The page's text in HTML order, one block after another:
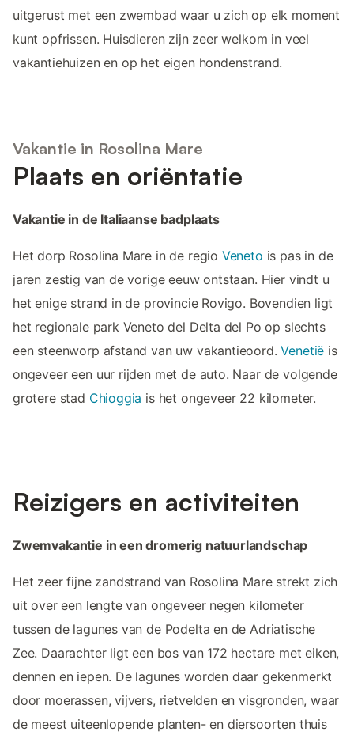
uitgerust met een zwembad waar u zich op elk moment
kunt opfrissen. Huisdieren zijn zeer welkom in veel
vakantiehuizen en op het eigen hondenstrand.
Vakantie in Rosolina Mare
Plaats en oriëntatie
Vakantie in de Italiaanse badplaats
Het dorp Rosolina Mare in de regio Veneto is pas in de
jaren zestig van de vorige eeuw ontstaan. Hier vindt u
het enige strand in de provincie Rovigo. Bovendien ligt
het regionale park Veneto del Delta del Po op slechts
een steenworp afstand van uw vakantieoord.Venetië is
ongeveer een uur rijden met de auto. Naar de volgende
grotere stad Chioggia is het ongeveer 22 kilometer.
Reizigers en activiteiten
Zwemvakantie in een dromerig natuurlandschap
Het zeer fijne zandstrand van Rosolina Mare strekt zich
uit over een lengte van ongeveer negen kilometer
tussen de lagunes van de Podelta en de Adriatische
Zee. Daarachter ligt een bos van 172 hectare met eiken,
dennen en iepen. De lagunes worden daar gekenmerkt
door moerassen, vijvers, rietvelden en visgronden, waar
de meest uiteenlopende planten- en diersoorten thuis